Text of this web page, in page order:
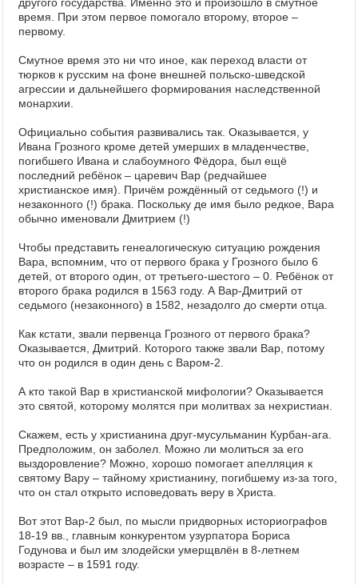
время. При этом первое помогало второму, второе –
первому.
Смутное время это ни что иное, как переход власти от
тюрков к русским на фоне внешней польско-шведской
агрессии и дальнейшего формирования наследственной
монархии.
Официально события развивались так. Оказывается, у
Ивана Грозного кроме детей умерших в младенчестве,
погибшего Ивана и слабоумного Фёдора, был ещё
последний ребёнок – царевич Вар (редчайшее
христианское имя). Причём рождённый от седьмого (!) и
незаконного (!) брака. Поскольку де имя было редкое, Вара
обычно именовали Дмитрием (!)
Чтобы представить генеалогическую ситуацию рождения
Вара, вспомним, что от первого брака у Грозного было 6
детей, от второго один, от третьего-шестого – 0. Ребёнок от
второго брака родился в 1563 году. А Вар-Дмитрий от
седьмого (незаконного) в 1582, незадолго до смерти отца.
Как кстати, звали первенца Грозного от первого брака?
Оказывается, Дмитрий. Которого также звали Вар, потому
что он родился в один день с Варом-2.
А кто такой Вар в христианской мифологии? Оказывается
это святой, которому молятся при молитвах за нехристиан.
Скажем, есть у христианина друг-мусульманин Курбан-ага.
Предположим, он заболел. Можно ли молиться за его
выздоровление? Можно, хорошо помогает апелляция к
святому Вару – тайному христианину, погибшему из-за того,
что он стал открыто исповедовать веру в Христа.
Вот этот Вар-2 был, по мысли придворных историографов
18-19 вв., главным конкурентом узурпатора Бориса
Годунова и был им злодейски умерщвлён в 8-летнем
возрасте – в 1591 году.